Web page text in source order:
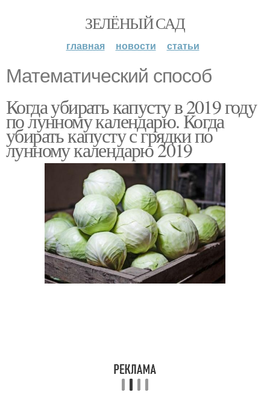
ЗЕЛЁНЫЙ САД
главная новости статьи
Математический способ
Когда убирать капусту в 2019 году
по лунному календарю. Когда
убирать капусту с грядки по
лунному календарю 2019